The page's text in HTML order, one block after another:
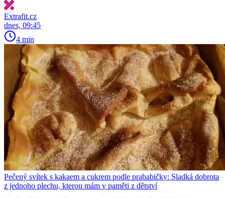
Extrafit.cz
dnes, 09:45
4 min
Pečený svítek s kakaem a cukrem podle prababičky: Sladká dobrota
z jednoho plechu, kterou mám v paměti z dětství